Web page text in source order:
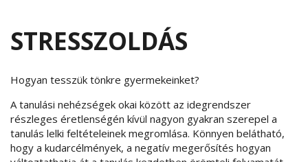
STRESSZOLDÁS
Hogyan tesszük tönkre gyermekeinket?
A tanulási nehézségek okai között az idegrendszer
részleges éretlenségén kívül nagyon gyakran szerepel a
tanulás lelki feltételeinek megromlása. Könnyen belátható,
hogy a kudarcélmények, a negatív megerősítés hogyan